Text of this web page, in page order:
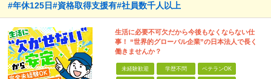
#年休125日#資格取得支援有#社員数千人以上
生活に必要不可欠だから今後もなくならない仕
事！ “世界的グローバル企業”の日本法人で長く
働きませんか？
未経験歓迎 学歴不問 ベテランOK